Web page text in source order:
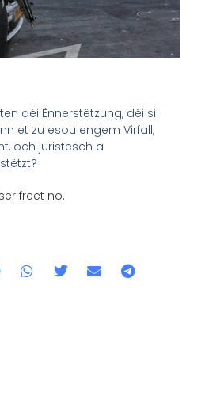
déi Ënnerstëtzung, déi si
et zu esou engem Virfall,
och juristesch a
freet no.